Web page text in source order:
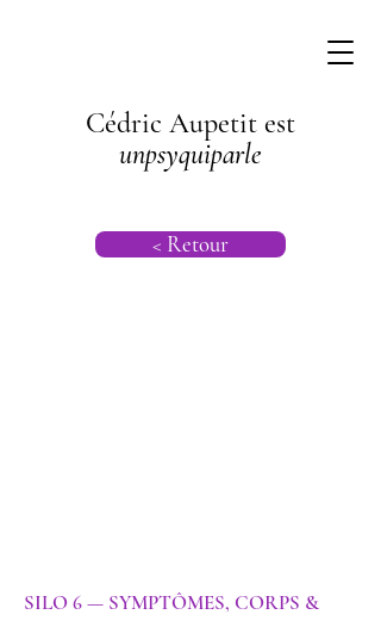
Cédric Aupetit est
unpsyquiparle
< Retour
SILO 6 — SYMPTÔMES, CORPS &